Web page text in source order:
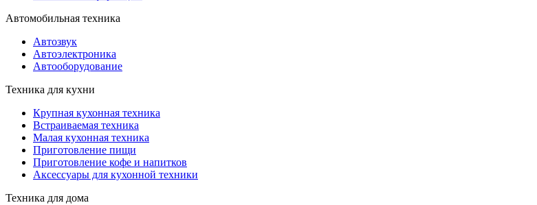
Автомобильная техника
Автозвук
Автоэлектроника
Автооборудование
Техника для кухни
Крупная кухонная техника
Встраиваемая техника
Малая кухонная техника
Приготовление пищи
Приготовление кофе и напитков
Аксессуары для кухонной техники
Техника для дома